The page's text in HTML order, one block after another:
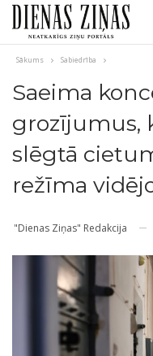
Sākums Sabiedrība
Saeima
grozījumus,
slēgtā
režīma
"Dienas Ziņas" Redakcija